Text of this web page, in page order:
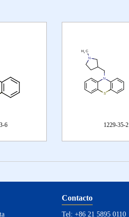
6 1229-35-2
Contacto
Tel: +86 21 5895 0110